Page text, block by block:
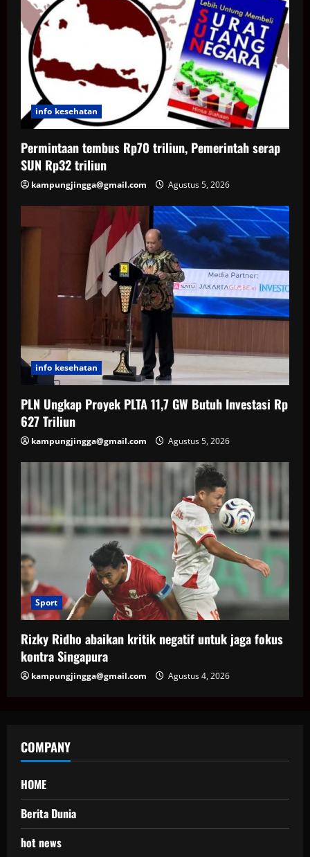
info kesehatan
Permintaan tembus Rp70 triliun, Pemerintah serap
SUN Rp32 triliun
kampungjingga@gmail.com Agustus 5, 2026
info kesehatan
PLN Ungkap Proyek PLTA 11,7 GW Butuh Investasi Rp
627 Triliun
kampungjingga@gmail.com Agustus 5, 2026
Sport
Rizky Ridho abaikan kritik negatif untuk jaga fokus
kontra Singapura
kampungjingga@gmail.com Agustus 4, 2026
COMPANY
HOME
Berita Dunia
hot news